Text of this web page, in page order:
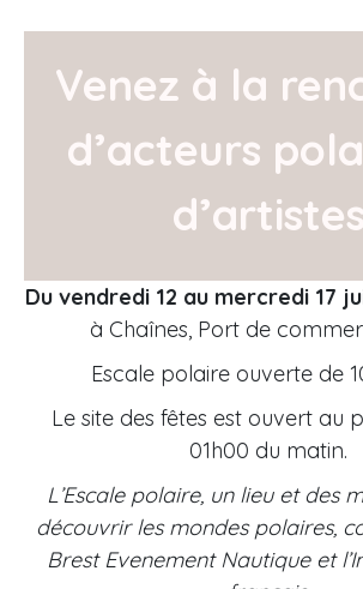
Venez à la
d’acteurs
d’artistes
Du vendredi 12 au mercredi 17
à Chaînes, Port de
Escale polaire ouverte de
Le site des fêtes est ouvert au
01h00 du matin.
L’Escale polaire, un lieu et des
découvrir les mondes polaires,
Brest Evenement Nautique et